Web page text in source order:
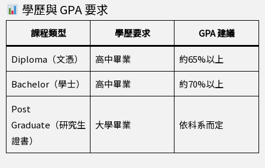
學歷與 GPA 要求
課程類型 學歷要求 GPA 建議
Diploma（文憑） 高中畢業
約65%以上
Bachelor（學士）
高中畢業
約70%以上
Post
Graduate（研究生
證書）
大學畢業 依科系而定